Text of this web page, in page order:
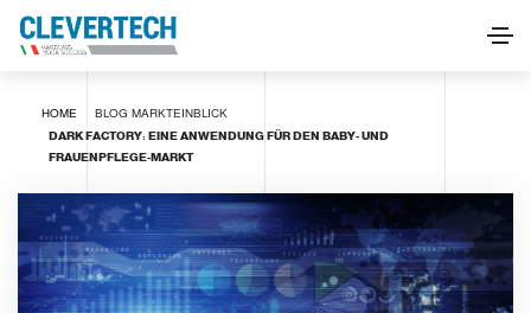
HOME BLOG MARKTEINBLICK
DARK FACTORY: EINE ANWENDUNG FÜR DEN BABY- UND
FRAUENPFLEGE-MARKT